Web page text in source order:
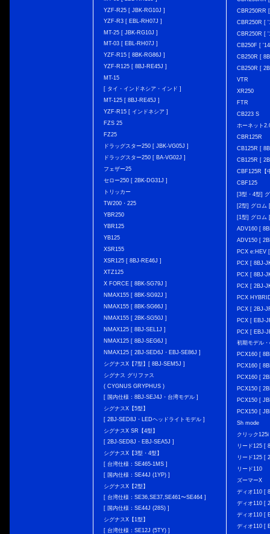
YZF-R25 [ JBK-RG10J ]
YZF-R3 [ EBL-RH07J ]
MT-25 [ JBK-RG10J ]
MT-03 [ EBL-RH07J ]
YZF-R15 [ 8BK-RG86J ]
YZF-R125 [ 8BJ-RE45J ]
MT-15
[ タイ・インドネシア・インド ]
MT-125 [ 8BJ-RE45J ]
YZF-R15 [ インドネシア ]
FZS 25
FZ25
ドラッグスター250 [ JBK-VG05J ]
ドラッグスター250 [ BA-VG02J ]
フェザー25
セロー250 [ 2BK-DG31J ]
トリッカー
TW200・225
YBR250
YBR125
YB125
XSR155
XSR125 [ 8BJ-RE46J ]
XTZ125
X FORCE [ 8BK-SG79J ]
NMAX155 [ 8BK-SG92J ]
NMAX155 [ 8BK-SG66J ]
NMAX155 [ 2BK-SG50J ]
NMAX125 [ 8BJ-SEL1J ]
NMAX125 [ 8BJ-SEG6J ]
NMAX125 [ 2BJ-SED6J・EBJ-SE86J ]
シグナスX【7型】[ 8BJ-SEM5J ]
シグナス グリファス
( CYGNUS GRYPHUS )
[ 国内仕様：8BJ-SEJ4J・台湾モデル ]
シグナスX【5型】
[ 2BJ-SED8J・LEDヘッドライトモデル ]
シグナスX SR【4型】
[ 2BJ-SED8J・EBJ-SEA5J ]
シグナスX【3型・4型】
[ 台湾仕様：SE465-1MS ]
[ 国内仕様：SE44J (1YP) ]
シグナスX【2型】
[ 台湾仕様：SE36,SE37,SE461〜SE464 ]
[ 国内仕様：SE44J (28S) ]
シグナスX【1型】
[ 台湾仕様：SE12J (5TY) ]
CBR250RR
CBR250R [
CBR250R [
CB250F [
CB250R [
CB250R [
VTR
XR250
FTR
CB223 S
ホーネット
CBR125R
CB125R [
CB125R [
CBF125R【
CBF125
[3型・4型]
[2型] グロム
[1型] グロム
ADV160 [
ADV150 [
PCX e:HEV
PCX [ 8BJ-
PCX [ 8BJ-
PCX [ 2BJ-
PCX
PCX [ 2BJ-
PCX [ EBJ-
PCX [ EBJ-
初期モデル
PCX160 [
PCX160 [
PCX160 [
PCX150 [
PCX150 [
PCX150 [
Sh mode
クリック
リード125 [
リード125 [
リード110
ズーマーX
ディオ110 [
ディオ110 [
ディオ110 [
ディオ110 [